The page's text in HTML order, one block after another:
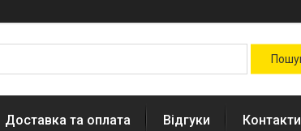
Доставка та оплата Відгуки Контакти